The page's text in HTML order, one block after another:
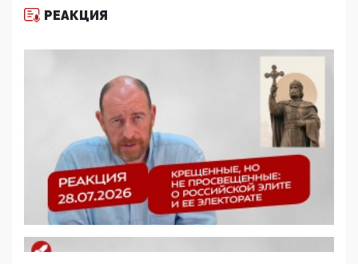
11:53, 09 Июня 2026
деятельность ИИТО ЮНЕСКО в России, но
цифроглобалисты продолжают определять
повестку в образовании
09:43, 01 Июня 2026
5G за счет здоровья граждан: Минцифры намерено
отобрать у регионов и муниципалитетов право
защищать жилые дома и социальные объекты от
05:58, 26 Мая 2026
Роскомнадзор освободили от борца с
деструктивным и опасным контентом
07:39, 25 Мая 2026
РЕАКЦИЯ